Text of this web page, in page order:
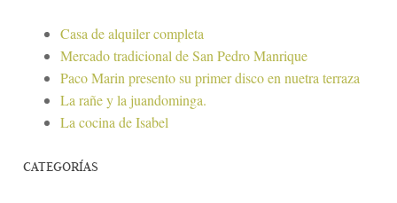
Casa de alquiler completa
Mercado tradicional de San Pedro Manrique
Paco Marin presento su primer disco en nuetra terraza
La rañe y la juandominga.
La cocina de Isabel
CATEGORÍAS